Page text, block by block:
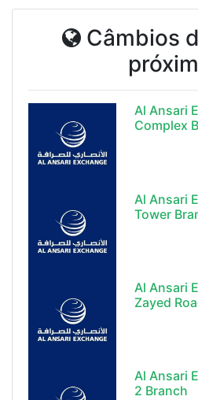
Câmbios
Al Ansari
Complex
Al Ansari
Tower
Al Ansari
Zayed
Al Ansari
2 Branch